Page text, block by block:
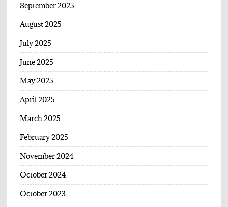
September 2025
August 2025
July 2025
June 2025
May 2025
April 2025
March 2025
February 2025
November 2024
October 2024
October 2023